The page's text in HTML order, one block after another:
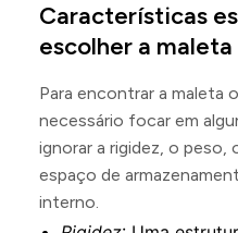
Características
escolher a
Para encontrar a maleta
necessário focar em
ignorar a rigidez, o
espaço de
interno.